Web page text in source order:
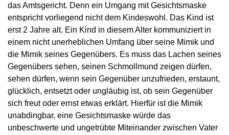
das Amtsgericht. Denn ein Umgang mit Gesichtsmaske
entspricht vorliegend nicht dem Kindeswohl. Das Kind ist
erst 2 Jahre alt. Ein Kind in diesem Alter kommuniziert in
einem nicht unerheblichen Umfang über seine Mimik und
die Mimik seines Gegenübers. Es muss das Lachen seines
Gegenübers sehen, seinen Schmollmund zeigen dürfen,
sehen dürfen, wenn sein Gegenüber unzufrieden, erstaunt,
glücklich, entsetzt oder ungläubig ist, ob sein Gegenüber
sich freut oder ernst etwas erklärt. Hierfür ist die Mimik
unabdingbar, eine Gesichtsmaske würde das
unbeschwerte und ungetrübte Miteinander zwischen Vater